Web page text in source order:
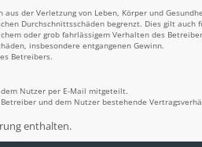
der Verletzung von Leben, Körper und
Durchschnittsschäden begrenzt. Dies gilt
oder grob fahrlässigem Verhalten des
insbesondere entgangenen Gewinn.
Betreibers.
Nutzer per E-Mail mitgeteilt.
und dem Nutzer bestehende
enthalten.